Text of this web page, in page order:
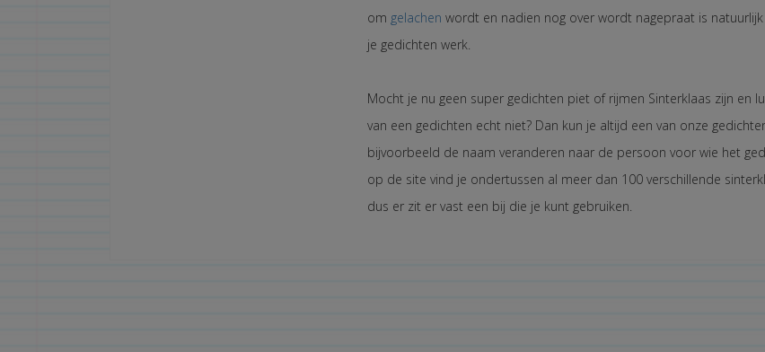
om gelachen wordt en nadien nog over wordt nagepraat is
je gedichten werk.
Mocht je nu geen super gedichten piet of rijmen Sinterklaas zijn en
van een gedichten echt niet? Dan kun je altijd een van onze
bijvoorbeeld de naam veranderen naar de persoon voor wie het
op de site vind je ondertussen al meer dan 100 verschillende
dus er zit er vast een bij die je kunt gebruiken.